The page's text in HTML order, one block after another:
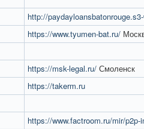
http://
https://www.tyumen-bat.ru/
https://msk-legal.ru/ Смоленск
https://takerm.ru
https://www.factroom.ru/mir/